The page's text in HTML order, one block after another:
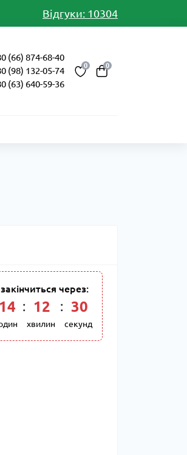
Відгуки: 10304
(66) 874-68-40
(98) 132-05-74
(63) 640-59-36
0 0
через:
14 : 12
хвилин
: 29
секунд